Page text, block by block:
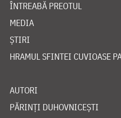
ÎNTREABĂ PREOTUL
MEDIA
ȘTIRI
HRAMUL SFINTEI CUVIOASE
AUTORI
PĂRINȚI DUHOVNICEȘTI